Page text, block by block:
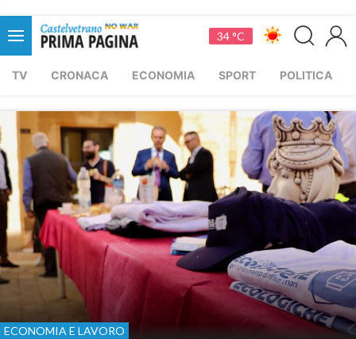
34 °C
TV CRONACA ECONOMIA SPORT POLITICA
ECONOMIA E LAVORO